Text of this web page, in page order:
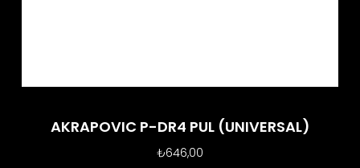
AKRAPOVIC P-DR4 PUL (UNIVERSAL)
₺646,00